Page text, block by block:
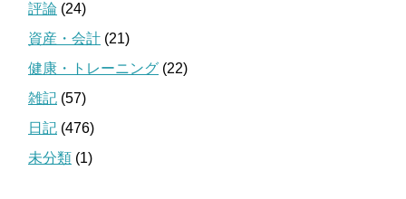
評論 (24)
資産・会計 (21)
健康・トレーニング (22)
雑記 (57)
日記 (476)
未分類 (1)